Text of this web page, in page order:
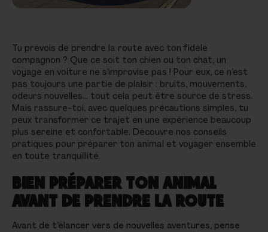
Tu prévois de prendre la route avec ton fidèle
compagnon ? Que ce soit ton chien ou ton chat, un
voyage en voiture ne s’improvise pas ! Pour eux, ce n’est
pas toujours une partie de plaisir : bruits, mouvements,
odeurs nouvelles… tout cela peut être source de stress.
Mais rassure-toi, avec quelques précautions simples, tu
peux transformer ce trajet en une expérience beaucoup
plus sereine et confortable. Découvre nos conseils
pratiques pour préparer ton animal et voyager ensemble
en toute tranquillité.
BIEN PRÉPARER TON ANIMAL
AVANT DE PRENDRE LA ROUTE
Avant de t’élancer vers de nouvelles aventures, pense